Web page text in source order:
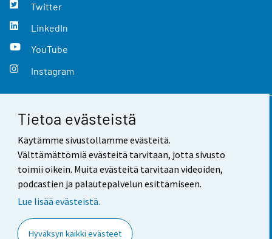
Tietoa evästeistä
Käytämme sivustollamme evästeitä.
Välttämättömiä evästeitä tarvitaan, jotta sivusto
toimii oikein. Muita evästeitä tarvitaan videoiden,
podcastien ja palautepalvelun esittämiseen.
Lue lisää evästeistä.
Hyväksyn kaikki evästeet
Twitter
LinkedIn
YouTube
Instagram
Yhteystiedot
Palaute
Käyttöehdot
Saavutettavuus